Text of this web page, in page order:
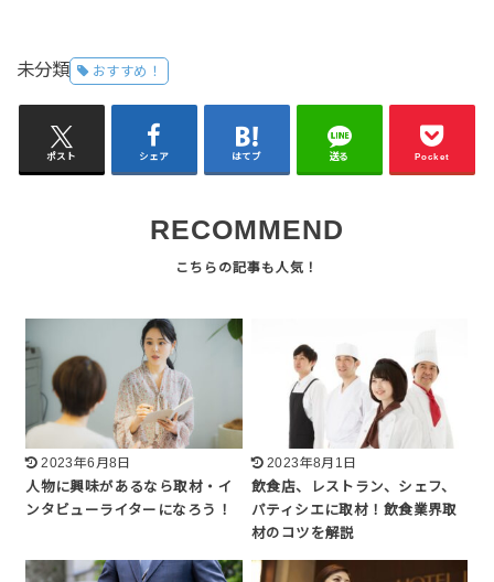
未分類 おすすめ！
ポスト シェア はてブ 送る Pocket
RECOMMEND
2023年6月8日
人物に興味があるなら取材・イ
ンタビューライターになろう！
2023年8月1日
飲食店、レストラン、シェフ、
パティシエに取材！飲食業界取
材のコツを解説